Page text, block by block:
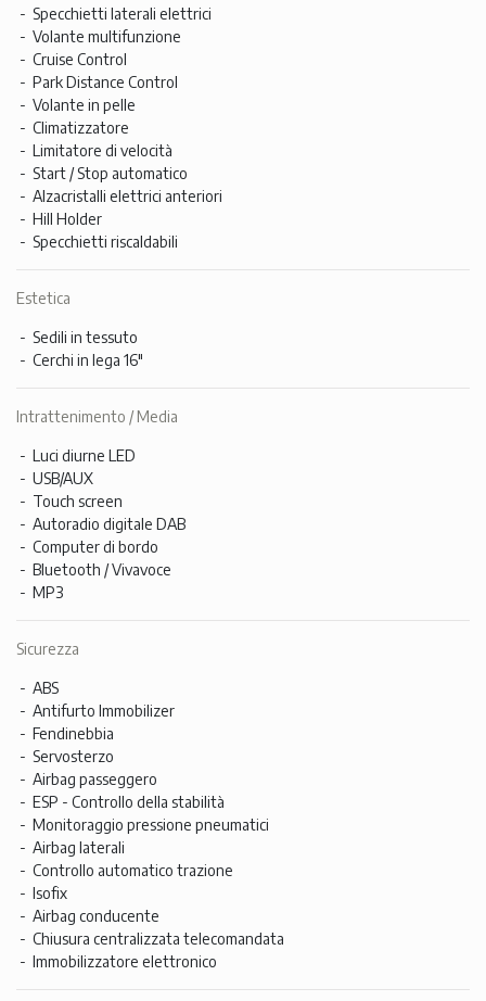
Specchietti laterali elettrici
Volante multifunzione
Cruise Control
Park Distance Control
Volante in pelle
Climatizzatore
Limitatore di velocità
Start / Stop automatico
Alzacristalli elettrici anteriori
Hill Holder
Specchietti riscaldabili
Estetica
Sedili in tessuto
Cerchi in lega 16"
Intrattenimento / Media
Luci diurne LED
USB/AUX
Touch screen
Autoradio digitale DAB
Computer di bordo
Bluetooth / Vivavoce
MP3
Sicurezza
ABS
Antifurto Immobilizer
Fendinebbia
Servosterzo
Airbag passeggero
ESP - Controllo della stabilità
Monitoraggio pressione pneumatici
Airbag laterali
Controllo automatico trazione
Isofix
Airbag conducente
Chiusura centralizzata telecomandata
Immobilizzatore elettronico